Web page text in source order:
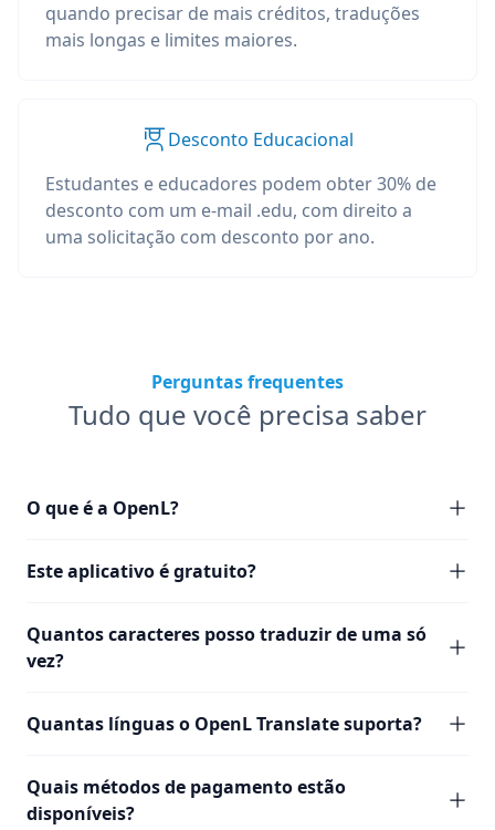
quando precisar de mais créditos, traduções
mais longas e limites maiores.
Desconto Educacional
Estudantes e educadores podem obter 30% de
desconto com um e-mail .edu, com direito a
uma solicitação com desconto por ano.
Perguntas frequentes
Tudo que você precisa saber
O que é a OpenL?
Este aplicativo é gratuito?
Quantos caracteres posso traduzir de uma só
vez?
Quantas línguas o OpenL Translate suporta?
Quais métodos de pagamento estão
disponíveis?